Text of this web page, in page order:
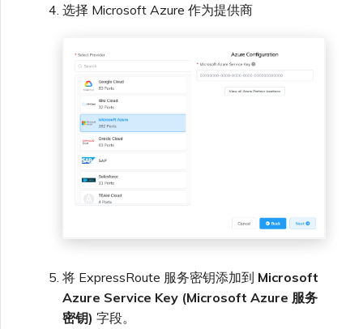
选择 Microsoft Azure 作为提供商
将 ExpressRoute 服务密钥添加到 Microsoft
Azure Service Key (Microsoft Azure 服务
密钥) 字段。